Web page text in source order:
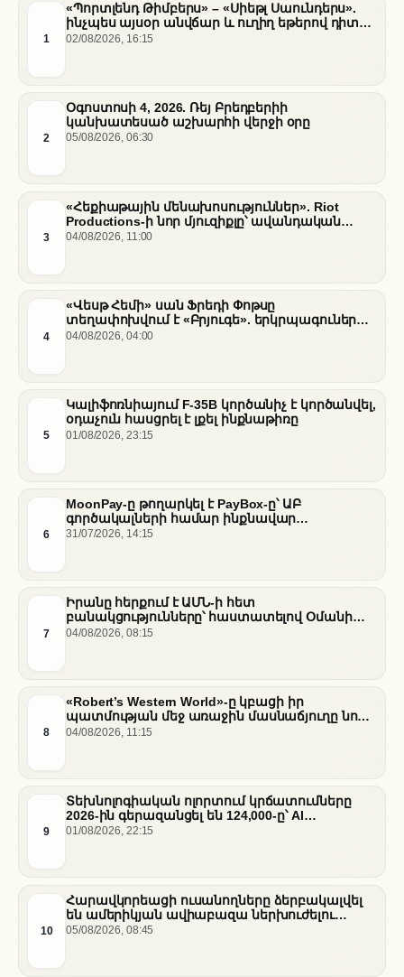
1
«Պորտլենդ Թիմբերս» – «Սիեթլ Սաունդերս».
ինչպես այսօր անվճար և ուղիղ եթերով դիտել
հանդիպումը
02/08/2026, 16:15
2
Օգոստոսի 4, 2026. Ռեյ Բրեդբերիի
կանխատեսած աշխարհի վերջի օրը
05/08/2026, 06:30
3
«Հեքիաթային մենախոսություններ». Riot
Productions-ի նոր մյուզիքլը՝ ավանդական
պատմությունների նոր վերաիմաստավորում
04/08/2026, 11:00
4
«Վեսթ Հեմի» սան Ֆրեդի Փոթսը
տեղափոխվում է «Բրյուգե». երկրպագուների
դժգոհությունը և ակումբի ռազմավարությունը
04/08/2026, 04:00
5
Կալիֆոռնիայում F-35B կործանիչ է կործանվել,
օդաչուն հասցրել է լքել ինքնաթիռը
01/08/2026, 23:15
6
MoonPay-ը թողարկել է PayBox-ը՝ ԱԲ
գործակալների համար ինքնավար
ֆինանսական գործարքներ ապահովելու
31/07/2026, 14:15
7
Իրանը հերքում է ԱՄՆ-ի հետ
բանակցությունները՝ հաստատելով Օմանի
միջնորդությամբ քննարկումները Հորմուզի
04/08/2026, 08:15
8
«Robert’s Western World»-ը կբացի իր
պատմության մեջ առաջին մասնաճյուղը նոր
«Nissan Stadium» մարզադաշտում
04/08/2026, 11:15
9
Տեխնոլոգիական ոլորտում կրճատումները
2026-ին գերազանցել են 124,000-ը՝ AI
ենթակառուցվածքների վերաբաշխման ֆոնին
01/08/2026, 22:15
10
Հարավկորեացի ուսանողները ձերբակալվել
են ամերիկյան ավիաբազա ներխուժելու
համար
05/08/2026, 08:45